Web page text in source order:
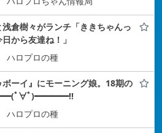
倉樹々がランチ「ききちゃんっ
から友達ね！」
ハロプロの種
ボーイ』にモーニング娘。18期の
ﾟ∀ﾟ)━━━━!!
ハロプロの種